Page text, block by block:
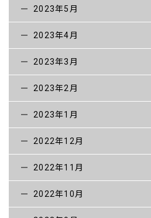
2023年5月
2023年4月
2023年3月
2023年2月
2023年1月
2022年12月
2022年11月
2022年10月